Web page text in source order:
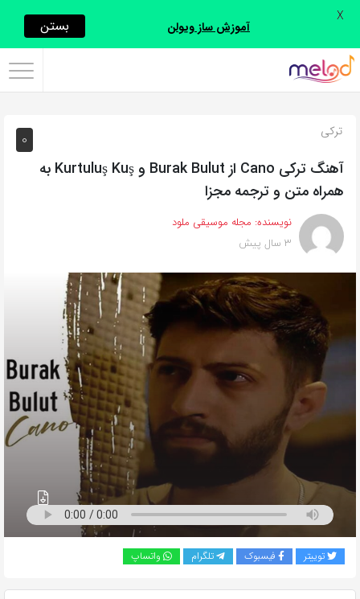
اشتراک
با
از
روش‌های
زیر
این
صفحه
را
دوستان
خود
اشتراک
بگذارید.
لینک
0 ترکی
آهنگ ترکی Cano از Burak Bulut و Kurtuluş Kuş به
همراه متن و ترجمه مجزا
نویسنده: مجله موسیقی ملود
3 سال پیش
توییتر فیسبوک تلگرام واتساپ
آموزش ساز ویولن بستن X